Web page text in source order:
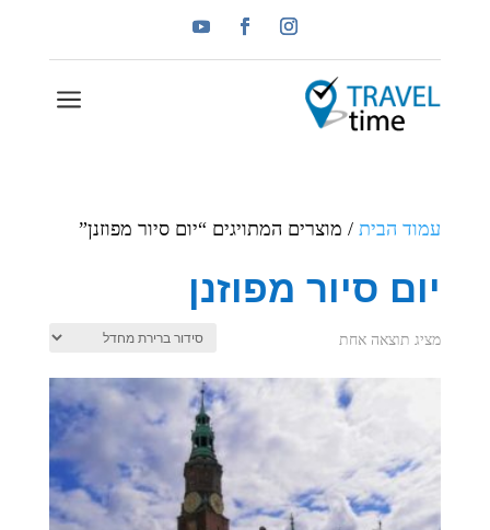
a
עמוד הבית/ מוצרים המתויגים “יום סיור מפוזנן”
יום סיור מפוזנן
מציג תוצאה אחת